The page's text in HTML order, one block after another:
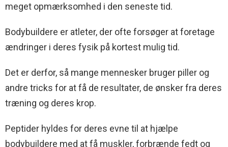
meget opmærksomhed i den seneste tid.
Bodybuildere er atleter, der ofte forsøger at foretage
ændringer i deres fysik på kortest mulig tid.
Det er derfor, så mange mennesker bruger piller og
andre tricks for at få de resultater, de ønsker fra deres
træning og deres krop.
Peptider hyldes for deres evne til at hjælpe
bodybuildere med at få muskler, forbrænde fedt og